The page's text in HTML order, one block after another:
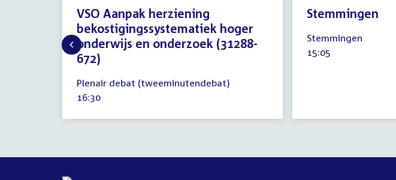
VSO Aanpak herziening
bekostigingssystematiek hoger
onderwijs en onderzoek (31288-
672)
februari
2019
Plenair debat (tweeminutendebat)
Tijd
16:30
Stemmingen
februari
2019
Stemmingen
Tijd
15:05